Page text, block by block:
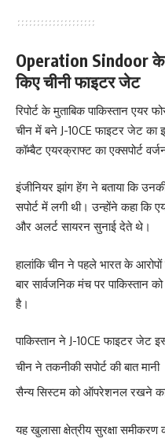
Operation Sindoor के
किए चीनी फाइटर जेट
रिपोर्ट के मुताबिक पाकिस्तान
चीन में बने J-10CE फाइटर जेट का
कॉम्बैट एयरक्राफ्ट का एक्सपोर्ट
इंजीनियर झांग हेंग ने बताया कि
सपोर्ट में लगी थी। उन्होंने कहा
और अलर्ट सायरन सुनाई देते थे।
हालांकि चीन ने पहले भारत के
बार सार्वजनिक मंच पर पाकिस्तान
है।
पाकिस्तान ने J-10CE फाइटर जेट
चीन ने तकनीकी सपोर्ट की बात मानी
सैन्य सिस्टम को ऑपरेशनल रखने का
यह खुलासा क्षेत्रीय सुरक्षा